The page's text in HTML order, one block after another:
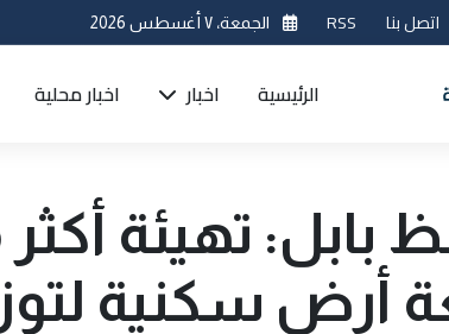
اتصل بنا RSS الجمعة، ٧ أغسطس 2026
الرئيسية اخبار اخبار محلية
أرض سكنية